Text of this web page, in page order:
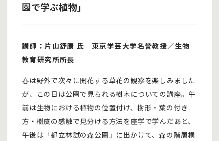
園で学ぶ植物」
講師：片山舒康 氏 東京学芸大学名誉教授／生物
教育研究所所長
春は野外で次々に開花する草花の観察を楽しみました
が、この日は公園で見られる樹木についての講座。午
前は生物における植物の位置付け、樹形・葉の付き
方・樹皮の感触で見分ける方法を座学で学んだあと、
午後は「都立林試の森公園」に出かけて、森の階層構